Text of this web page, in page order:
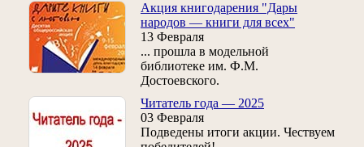
Акция книгодарения "Дары
народов — книги для всех"
13 Февраля
... прошла в модельной
библиотеке им. Ф.М.
Достоевского.
Читатель года — 2025
03 Февраля
Подведены итоги акции. Чествуем